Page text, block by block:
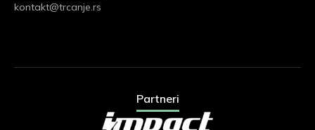
kontakt@trcanje.rs
Partneri